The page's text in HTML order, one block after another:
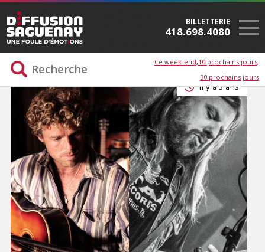
BILLETTERIE
418.698.4080
Ce week-end 10 prochains jours
30 prochains jours
Il y a 3 ans